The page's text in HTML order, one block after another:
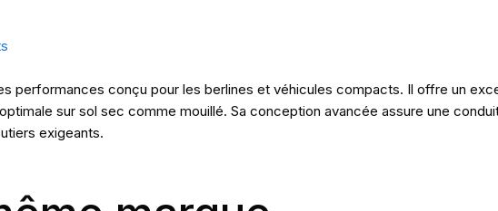
performances conçu pour les berlines et véhicules compacts. Il offre un
sur sol sec comme mouillé. Sa conception avancée assure une
exigeants.